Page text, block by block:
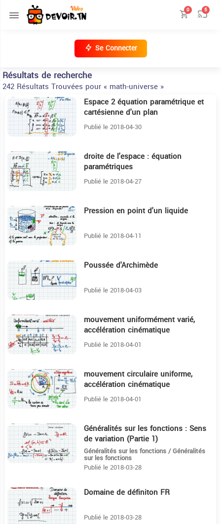
0 5
Se Connecter
Résultats de recherche
242 Résultats Trouvées pour « math-universe »
10:25 Espace 2 équation paramétrique et
cartésienne d'un plan
Publié le 2018-04-30
5:10 droite de l'espace : équation
paramétriques
Publié le 2018-04-27
5:51 Pression en point d'un liquide
Publié le 2018-04-11
Poussée d'Archimède
Publié le 2018-04-03
10:15 mouvement uniformément varié,
accélération cinématique
Publié le 2018-04-01
mouvement circulaire uniforme,
accélération cinématique
Publié le 2018-04-01
Généralités sur les fonctions : Sens
de variation (Partie 1)
Généralités sur les fonctions / Généralités
sur les fonctions
Publié le 2018-03-28
8:20 Domaine de définiton FR
Publié le 2018-03-28